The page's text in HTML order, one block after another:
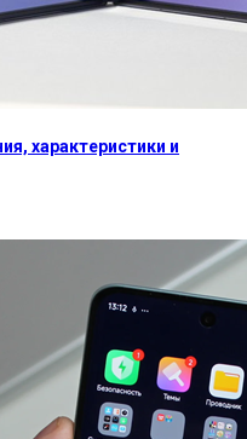
характеристики и